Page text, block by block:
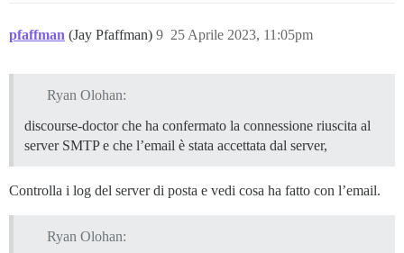
pfaffman (Jay Pfaffman) 25 Aprile 2023, 11:05pm
9
Ryan Olohan:
discourse-doctor che ha confermato la connessione riuscita al
server SMTP e che l’email è stata accettata dal server,
Controlla i log del server di posta e vedi cosa ha fatto con l’email.
Ryan Olohan: